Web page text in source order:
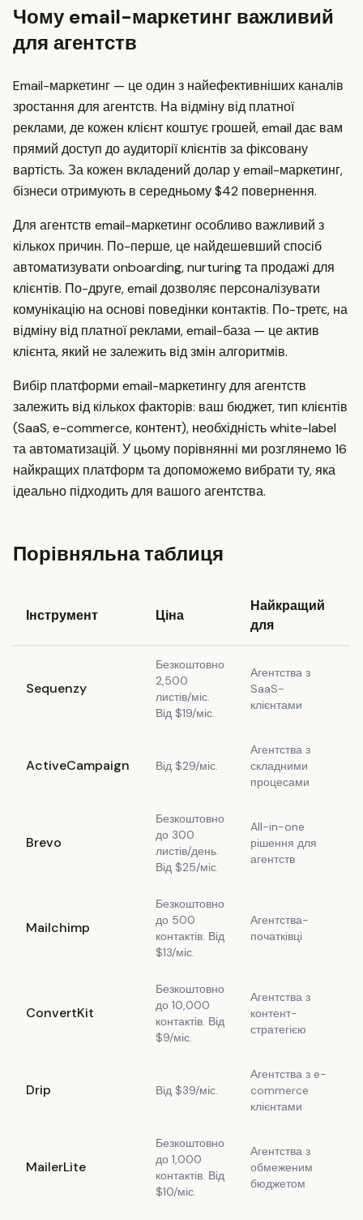
Чому email-маркетинг важливий
для агентств
Email-маркетинг — це один з найефективніших каналів
зростання для агентств. На відміну від платної
реклами, де кожен клієнт коштує грошей, email дає вам
прямий доступ до аудиторії клієнтів за фіксовану
вартість. За кожен вкладений долар у email-маркетинг,
бізнеси отримують в середньому $42 повернення.
Для агентств email-маркетинг особливо важливий з
кількох причин. По-перше, це найдешевший спосіб
автоматизувати onboarding, nurturing та продажі для
клієнтів. По-друге, email дозволяє персоналізувати
комунікацію на основі поведінки контактів. По-третє, на
відміну від платної реклами, email-база — це актив
клієнта, який не залежить від змін алгоритмів.
Вибір платформи email-маркетингу для агентств
залежить від кількох факторів: ваш бюджет, тип клієнтів
(SaaS, e-commerce, контент), необхідність white-label
та автоматизацій. У цьому порівнянні ми розглянемо 16
найкращих платформ та допоможемо вибрати ту, яка
ідеально підходить для вашого агентства.
Порівняльна таблиця
Інструмент Ціна
Найкращий
для
Sequenzy
Безкоштовно
2,500
листів/міс.
Від $19/міс.
Агентства з
SaaS-
клієнтами
ActiveCampaign Від $29/міс.
Агентства з
складними
процесами
Brevo
Безкоштовно
до 300
листів/день.
Від $25/міс.
All-in-one
рішення для
агентств
Mailchimp
Безкоштовно
до 500
контактів. Від
$13/міс.
Агентства-
початківці
ConvertKit
Безкоштовно
до 10,000
контактів. Від
$9/міс.
Агентства з
контент-
стратегією
Drip Від $39/міс.
Агентства з e-
commerce
клієнтами
MailerLite
Безкоштовно
до 1,000
контактів. Від
$10/міс.
Агентства з
обмеженим
бюджетом